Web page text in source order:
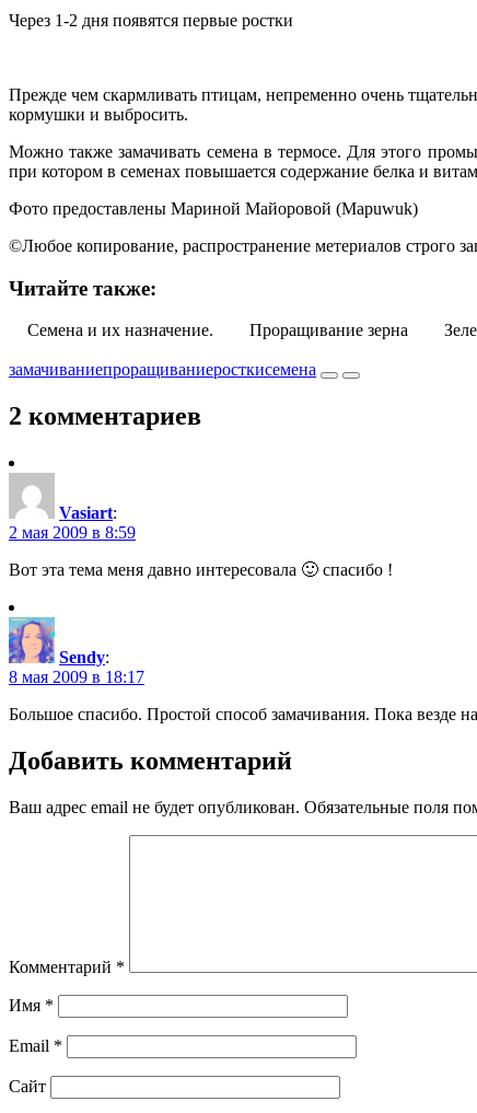
Через 1-2 дня появятся первые ростки
Прежде чем скармливать птицам, непременно очень
кормушки и выбросить.
Можно также замачивать семена в термосе. Для этого
при котором в семенах повышается содержание белка и
Фото предоставлены Мариной Майоровой (Mapuwuk)
©Любое копирование, распространение метериалов строго
Читайте также:
Семена и их назначение. Проращивание зерна
замачиваниепроращиваниеросткисемена
2 комментариев
Vasiart:
2 мая 2009 в 8:59
Вот эта тема меня давно интересовала 🙂 спасибо !
Sendy:
8 мая 2009 в 18:17
Большое спасибо. Простой способ замачивания. Пока везде
Добавить комментарий
Ваш адрес email не будет опубликован. Обязательные поля
Комментарий *
Имя *
Email *
Сайт